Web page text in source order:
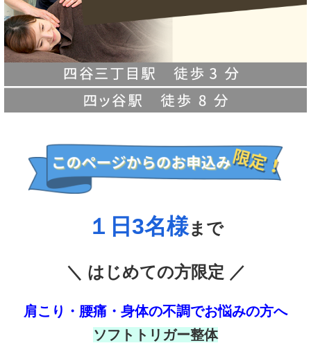
１日3名様まで
＼ はじめての方限定 ／
肩こり・腰痛・身体の不調でお悩みの方へ
ソフトトリガー整体